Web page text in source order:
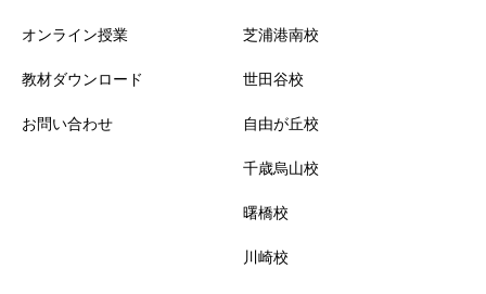
オンライン授業
教材ダウンロード
お問い合わせ
芝浦港南校
世田谷校
自由が丘校
千歳烏山校
曙橋校
川崎校